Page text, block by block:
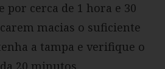
por cerca de 1 hora e 30
macias o suficiente
a tampa e verifique o